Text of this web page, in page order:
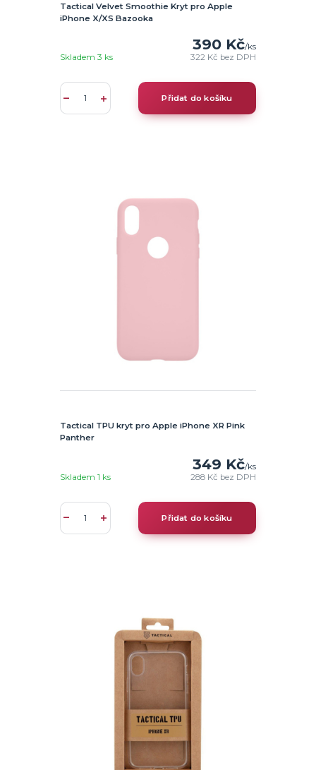
Tactical Velvet Smoothie Kryt pro Apple
iPhone X/XS Bazooka
390 Kč/ks
322 Kč bez DPH
Skladem 3 ks
Přidat do košíku
Tactical TPU kryt pro Apple iPhone XR Pink
Panther
349 Kč/ks
288 Kč bez DPH
Skladem 1 ks
Přidat do košíku